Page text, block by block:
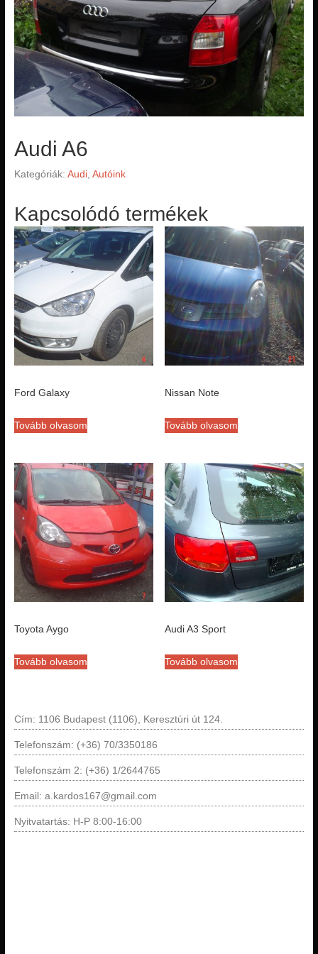
Audi A6
Kategóriák: Audi, Autóink
Kapcsolódó termékek
Ford Galaxy
Tovább olvasom
Nissan Note
Tovább olvasom
Toyota Aygo
Tovább olvasom
Audi A3 Sport
Tovább olvasom
Cím: 1106 Budapest (1106), Keresztúri út 124.
Telefonszám: (+36) 70/3350186
Telefonszám 2: (+36) 1/2644765
Email: a.kardos167@gmail.com
Nyitvatartás: H-P 8:00-16:00